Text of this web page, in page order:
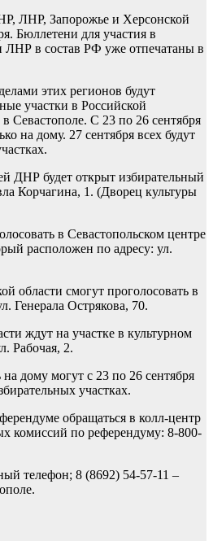
ЛНР, Запорожье и Херсонской
Бюллетени для участия в
ЛНР в состав РФ уже отпечатаны в
этих регионов будут
участки в Российской
Севастополе. С 23 по 26 сентября
на дому. 27 сентября всех будут
ДНР будет открыт избирательный
Корчагина, 1. (Дворец культуры
в Севастопольском центре
расположен по адресу: ул.
области смогут проголосовать в
Генерала Острякова, 70.
ждут на участке в культурном
Рабочая, 2.
дому могут с 23 по 26 сентября
участках.
обращаться в колл-центр
комиссий по референдуму: 8-800-
телефон; 8 (8692) 54-57-11 –